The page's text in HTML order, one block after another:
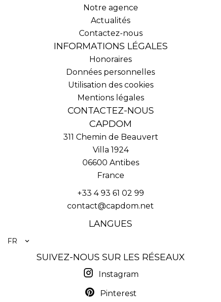
Notre agence
Actualités
Contactez-nous
INFORMATIONS LÉGALES
Honoraires
Données personnelles
Utilisation des cookies
Mentions légales
CONTACTEZ-NOUS
CAPDOM
311 Chemin de Beauvert
Villa 1924
06600 Antibes
France
+33 4 93 61 02 99
contact@capdom.net
LANGUES
FR
SUIVEZ-NOUS SUR LES RÉSEAUX
Instagram
Pinterest